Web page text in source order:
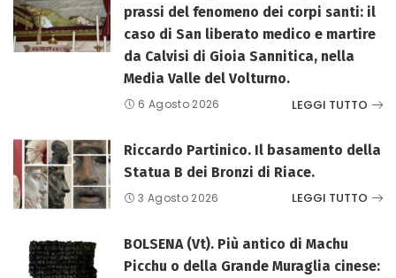
prassi del fenomeno dei corpi santi: il
caso di San liberato medico e martire
da Calvisi di Gioia Sannitica, nella
Media Valle del Volturno.
6 Agosto 2026 LEGGI TUTTO
Riccardo Partinico. Il basamento della
Statua B dei Bronzi di Riace.
3 Agosto 2026 LEGGI TUTTO
BOLSENA (Vt). Più antico di Machu
Picchu o della Grande Muraglia cinese: